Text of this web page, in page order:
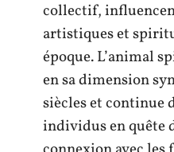
collectif,
artistiques et
époque. L’animal
en sa dimension
siècles et continue
individus en quête